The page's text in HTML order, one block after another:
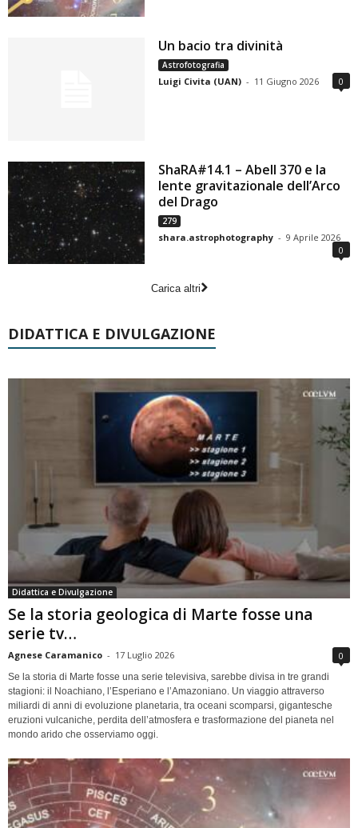
Un bacio tra divinità
Astrofotografia
Luigi Civita (UAN) - 11 Giugno 2026 0
ShaRA#14.1 – Abell 370 e la
lente gravitazionale dell’Arco
del Drago
279
shara.astrophotography - 9 Aprile 2026
0
Carica altri
DIDATTICA E DIVULGAZIONE
Didattica e Divulgazione
Se la storia geologica di Marte fosse una
serie tv…
Agnese Caramanico - 17 Luglio 2026 0
Se la storia di Marte fosse una serie televisiva, sarebbe divisa in tre grandi
stagioni: il Noachiano, l’Esperiano e l’Amazoniano. Un viaggio attraverso
miliardi di anni di evoluzione planetaria, tra oceani scomparsi, gigantesche
eruzioni vulcaniche, perdita dell’atmosfera e trasformazione del pianeta nel
mondo arido che osserviamo oggi.